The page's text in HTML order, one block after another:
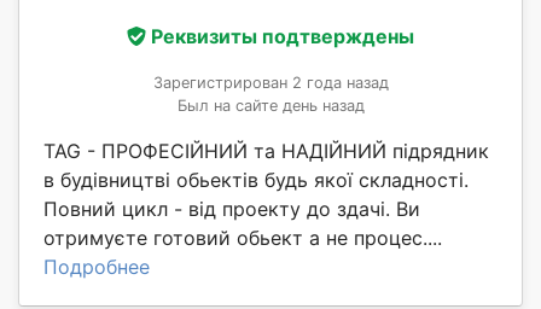
Реквизиты подтверждены
Зарегистрирован 2 года назад
Был на сайте день назад
TAG - ПРОФЕСІЙНИЙ та НАДІЙНИЙ підрядник
в будівництві обьектів будь якої складності.
Повний цикл - від проекту до здачі. Ви
отримуєте готовий обьект а не процес....
Подробнее